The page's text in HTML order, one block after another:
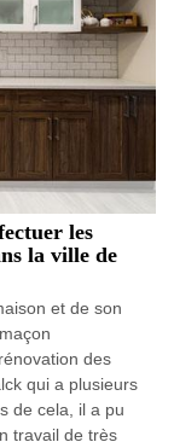
les
la ville de
et de son
des
qui a plusieurs
de cela, il a pu
travail de très